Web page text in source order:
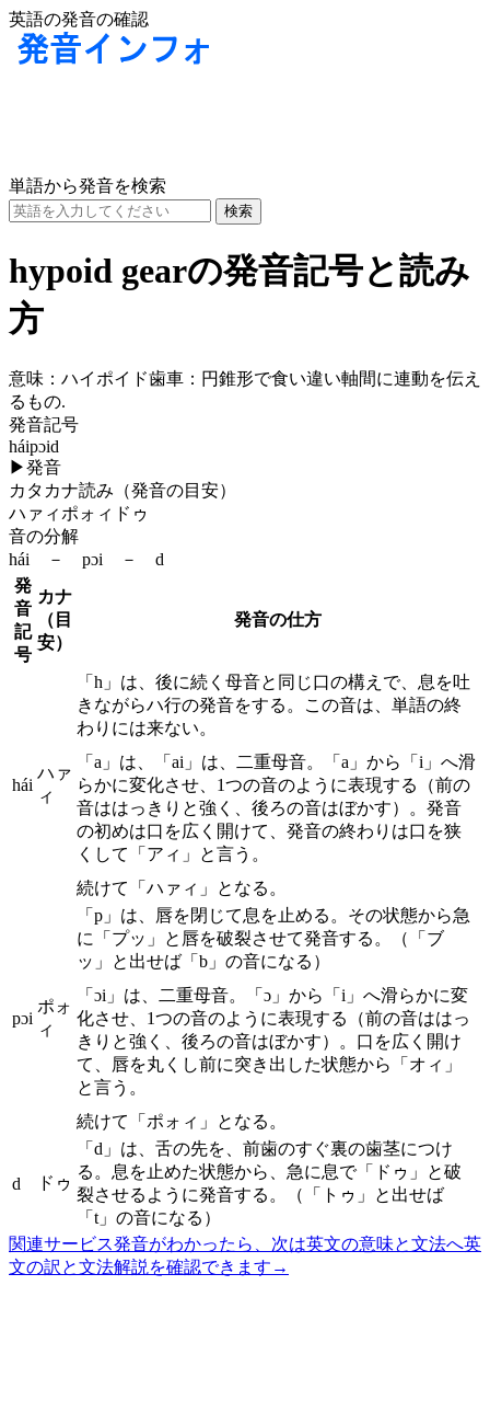
英語の発音の確認
単語から発音を検索
hypoid gearの発音記号と読み
方
意味： ハイポイド歯車：円錐形で食い違い軸間に連動を伝え
るもの.
発音記号
háipɔid
▶発音
カタカナ読み（発音の目安）
ハァィポォィドゥ
音の分解
hái － pɔi － d
発
音
記
号
カナ
（目
安）
発音の仕方
hái
ハァ
ィ
「h」は、後に続く母音と同じ口の構えで、息を吐
きながらハ行の発音をする。この音は、単語の終
わりには来ない。
「a」は、「ai」は、二重母音。「a」から「i」へ滑
らかに変化させ、1つの音のように表現する（前の
音ははっきりと強く、後ろの音はぼかす）。発音
の初めは口を広く開けて、発音の終わりは口を狭
くして「アィ」と言う。
続けて「ハァィ」となる。
pɔi
ポォ
ィ
「p」は、唇を閉じて息を止める。その状態から急
に「プッ」と唇を破裂させて発音する。（「ブ
ッ」と出せば「b」の音になる）
「ɔi」は、二重母音。「ɔ」から「i」へ滑らかに変
化させ、1つの音のように表現する（前の音ははっ
きりと強く、後ろの音はぼかす）。口を広く開け
て、唇を丸くし前に突き出した状態から「オィ」
と言う。
続けて「ポォィ」となる。
d ドゥ
「d」は、舌の先を、前歯のすぐ裏の歯茎につけ
る。息を止めた状態から、急に息で「ドゥ」と破
裂させるように発音する。（「トゥ」と出せば
「t」の音になる）
関連サービス発音がわかったら、次は英文の意味と文法へ英
文の訳と文法解説を確認できます →